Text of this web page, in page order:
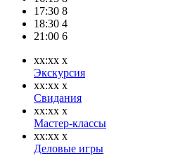
17:30 8
18:30 4
21:00 6
xx:xx x
Экскурсия
xx:xx x
Свидания
xx:xx x
Мастер-классы
xx:xx x
Деловые игры